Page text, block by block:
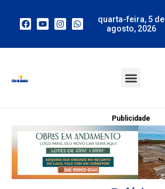
quarta-feira, 5 de
agosto, 2026
Publicidade